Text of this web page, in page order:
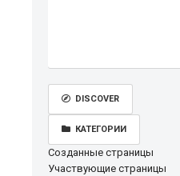
DISCOVER
КАТЕГОРИИ
Созданные страницы
Участвующие страницы